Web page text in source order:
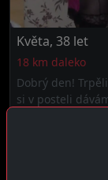
Květa, 38 let
18 km daleko
Dobrý den!
si v posteli